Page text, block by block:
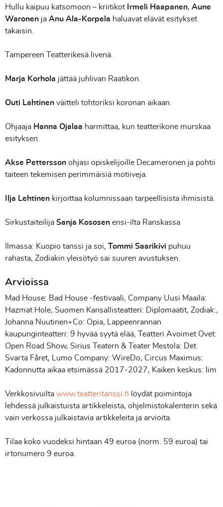
Hullu kaipuu katsomoon – kriitikotIrmeli Haapanen, Aune
Waronen ja Anu Ala-Korpela haluavat elävät esitykset
takaisin.
Tampereen Teatterikesä livenä.
Marja Korhola jättää juhlivan Raatikon.
Outi Lahtinen väitteli tohtoriksi koronan aikaan.
Ohjaaja Hanna Ojalaa harmittaa, kun teatterikone murskaa
esityksen.
Akse Pettersson ohjasi opiskelijoille Decameronen ja pohtii
taiteen tekemisen perimmäisiä motiiveja.
Ilja Lehtinen kirjoittaa kolumnissaan tarpeellisista ihmisistä.
Sirkustaiteilija Sanja Kososen ensi-ilta Ranskassa
Ilmassa: Kuopio tanssi ja soi, Tommi Saarikivi puhuu
rahasta, Zodiakin yleisötyö sai suuren avustuksen.
Arvioissa
Mad House: Bad House -festivaali, Company Uusi Maaila:
Hazmat Hole, Suomen Kansallisteatteri: Diplomaatit, Zodiak:,
Johanna Nuutinen+Co: Opia, Lappeenrannan
kaupunginteatteri: 9 hyvää syytä elää, Teatteri Avoimet Ovet:
Open Road Show, Sirius Teatern & Teater Mestola: Det
Svarta Fåret, Lumo Company: WireDo, Circus Maximus:
Kadonnutta aikaa etsimässä 2017-2027, Kaiken keskus: lim
Verkkosivuilta www.teatteritanssi.fi löydät poimintoja
lehdessä julkaistuista artikkeleista, ohjelmistokalenterin sekä
vain verkossa julkaistavia artikkeleita ja arvioita.
Tilaa koko vuodeksi hintaan 49 euroa (norm. 59 euroa) tai
irtonumero 9 euroa.